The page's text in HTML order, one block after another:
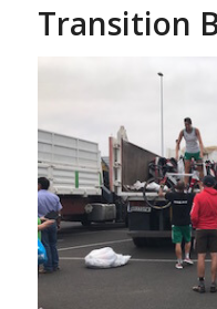
Transition